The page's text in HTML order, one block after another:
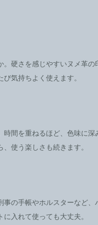
硬さを感じやすいヌメ革の
気持ちよく使えます。
間を重ねるほど、色味に深
使う楽しさも続きます。
の手帳やホルスターなど、
入れて使っても大丈夫。